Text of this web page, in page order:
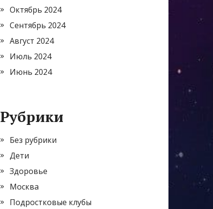
Октябрь 2024
Сентябрь 2024
Август 2024
Июль 2024
Июнь 2024
Рубрики
Без рубрики
Дети
Здоровье
Москва
Подростковые клубы